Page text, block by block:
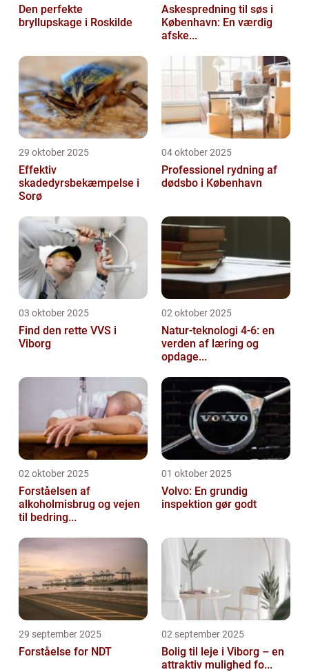
Den perfekte
bryllupskage i Roskilde
Askespredning til søs i
København: En værdig
afske...
29 oktober 2025
Effektiv
skadedyrsbekæmpelse i
Sorø
04 oktober 2025
Professionel rydning af
dødsbo i København
03 oktober 2025
Find den rette VVS i
Viborg
02 oktober 2025
Natur-teknologi 4-6: en
verden af læring og
opdage...
02 oktober 2025
Forståelsen af
alkoholmisbrug og vejen
til bedring...
01 oktober 2025
Volvo: En grundig
inspektion gør godt
29 september 2025
Forståelse for NDT
02 september 2025
Bolig til leje i Viborg – en
attraktiv mulighed fo...